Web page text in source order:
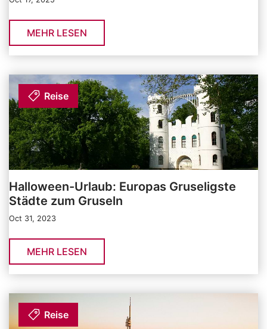
MEHR LESEN
Reise
Halloween-Urlaub: Europas Gruseligste
Städte zum Gruseln
Oct 31, 2023
MEHR LESEN
Reise